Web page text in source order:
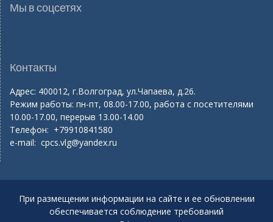
Мы в соцсетях
Контакты
Адрес: 400012, г.Волгоград, ул.Чапаева, д.26.
Режим работы: пн-пт, 08.00-17.00, работа с посетителями
10.00-17.00, перерыв 13.00-14.00
Телефон: +79910841580
e-mail: cpcs.vlg@yandex.ru
При размещении информации на сайте и ее обновлении
обеспечивается соблюдение требований